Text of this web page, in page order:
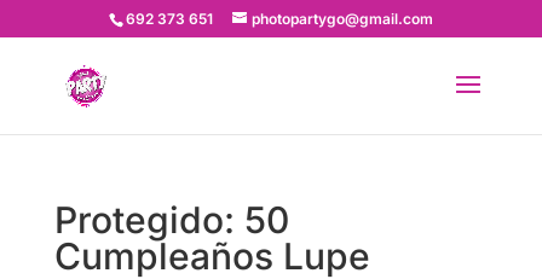
692 373 651 photopartygo@gmail.com
Protegido: 50
Cumpleaños Lupe